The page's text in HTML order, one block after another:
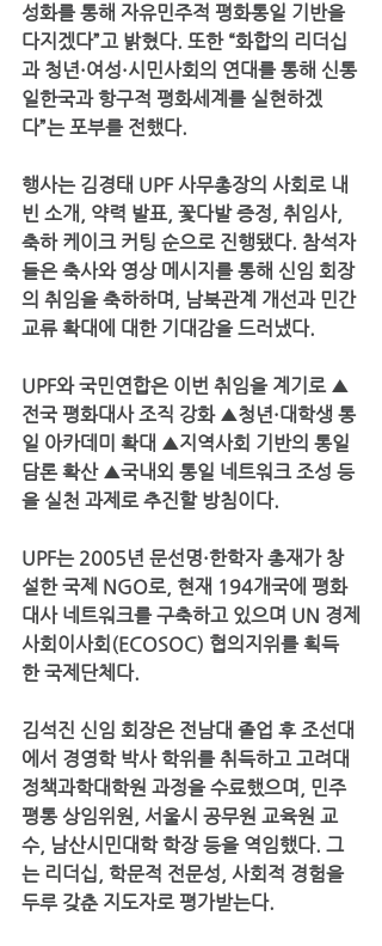
성화를 통해 자유민주적 평화통일 기반을
다지겠다”고 밝혔다. 또한 “화합의 리더십
과 청년·여성·시민사회의 연대를 통해 신통
일한국과 항구적 평화세계를 실현하겠
다”는 포부를 전했다.
행사는 김경태 UPF 사무총장의 사회로 내
빈 소개, 약력 발표, 꽃다발 증정, 취임사,
축하 케이크 커팅 순으로 진행됐다. 참석자
들은 축사와 영상 메시지를 통해 신임 회장
의 취임을 축하하며, 남북관계 개선과 민간
교류 확대에 대한 기대감을 드러냈다.
UPF와 국민연합은 이번 취임을 계기로 ▲
전국 평화대사 조직 강화 ▲청년·대학생 통
일 아카데미 확대 ▲지역사회 기반의 통일
담론 확산 ▲국내외 통일 네트워크 조성 등
을 실천 과제로 추진할 방침이다.
UPF는 2005년 문선명·한학자 총재가 창
설한 국제 NGO로, 현재 194개국에 평화
대사 네트워크를 구축하고 있으며 UN 경제
사회이사회(ECOSOC) 협의지위를 획득
한 국제단체다.
김석진 신임 회장은 전남대 졸업 후 조선대
에서 경영학 박사 학위를 취득하고 고려대
정책과학대학원 과정을 수료했으며, 민주
평통 상임위원, 서울시 공무원 교육원 교
수, 남산시민대학 학장 등을 역임했다. 그
는 리더십, 학문적 전문성, 사회적 경험을
두루 갖춘 지도자로 평가받는다.